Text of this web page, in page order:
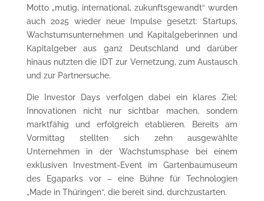
Motto „mutig, international, zukunftsgewandt“ wurden
auch 2025 wieder neue Impulse gesetzt: Startups,
Wachstumsunternehmen und Kapitalgeberinnen und
Kapitalgeber aus ganz Deutschland und darüber
hinaus nutzten die IDT zur Vernetzung, zum Austausch
und zur Partnersuche.
Die Investor Days verfolgen dabei ein klares Ziel:
Innovationen nicht nur sichtbar machen, sondern
marktfähig und erfolgreich etablieren. Bereits am
Vormittag stellten sich zehn ausgewählte
Unternehmen in der Wachstumsphase bei einem
exklusiven Investment-Event im Gartenbaumuseum
des Egaparks vor – eine Bühne für Technologien
„Made in Thüringen“, die bereit sind, durchzustarten.